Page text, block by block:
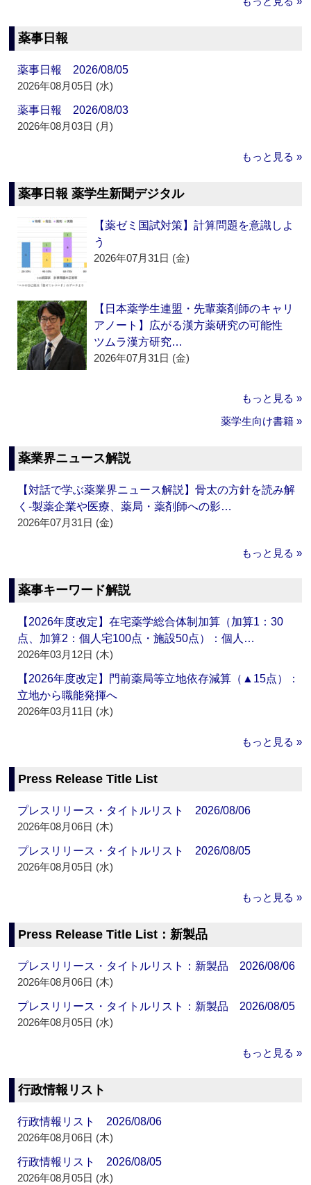
薬事日報
薬事日報 2026/08/05
2026年08月05日 (水)
薬事日報 2026/08/03
2026年08月03日 (月)
もっと見る »
薬事日報 薬学生新聞デジタル
【薬ゼミ国試対策】計算問題を意識しよ
う
2026年07月31日 (金)
【日本薬学生連盟・先輩薬剤師のキャリ
アノート】広がる漢方薬研究の可能性
ツムラ漢方研究…
2026年07月31日 (金)
もっと見る »
薬学生向け書籍 »
薬業界ニュース解説
【対話で学ぶ薬業界ニュース解説】骨太の方針を読み解
く‐製薬企業や医療、薬局・薬剤師への影…
2026年07月31日 (金)
もっと見る »
薬事キーワード解説
【2026年度改定】在宅薬学総合体制加算（加算1：30
点、加算2：個人宅100点・施設50点）：個人…
2026年03月12日 (木)
【2026年度改定】門前薬局等立地依存減算（▲15点）：
立地から職能発揮へ
2026年03月11日 (水)
もっと見る »
Press Release Title List
プレスリリース・タイトルリスト 2026/08/06
2026年08月06日 (木)
プレスリリース・タイトルリスト 2026/08/05
2026年08月05日 (水)
もっと見る »
Press Release Title List：新製品
プレスリリース・タイトルリスト：新製品 2026/08/06
2026年08月06日 (木)
プレスリリース・タイトルリスト：新製品 2026/08/05
2026年08月05日 (水)
もっと見る »
行政情報リスト
行政情報リスト 2026/08/06
2026年08月06日 (木)
行政情報リスト 2026/08/05
2026年08月05日 (水)